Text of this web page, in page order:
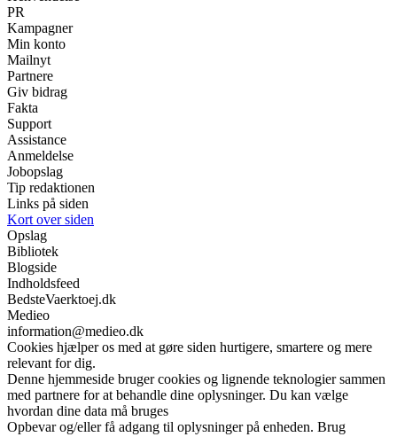
PR
Kampagner
Min konto
Mailnyt
Partnere
Giv bidrag
Fakta
Support
Assistance
Anmeldelse
Jobopslag
Tip redaktionen
Links på siden
Kort over siden
Opslag
Bibliotek
Blogside
Indholdsfeed
BedsteVaerktoej.dk
Medieo
information@medieo.dk
Cookies hjælper os med at gøre siden hurtigere, smartere og mere
relevant for dig.
Denne hjemmeside bruger cookies og lignende teknologier sammen
med partnere for at behandle dine oplysninger. Du kan vælge
hvordan dine data må bruges
Opbevar og/eller få adgang til oplysninger på enheden. Brug